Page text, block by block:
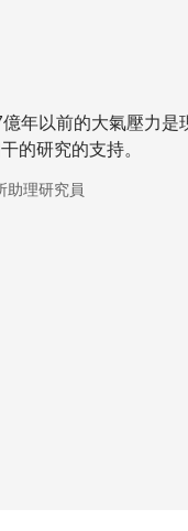
年以前的大氣壓力是
的研究的支持。
助理研究員